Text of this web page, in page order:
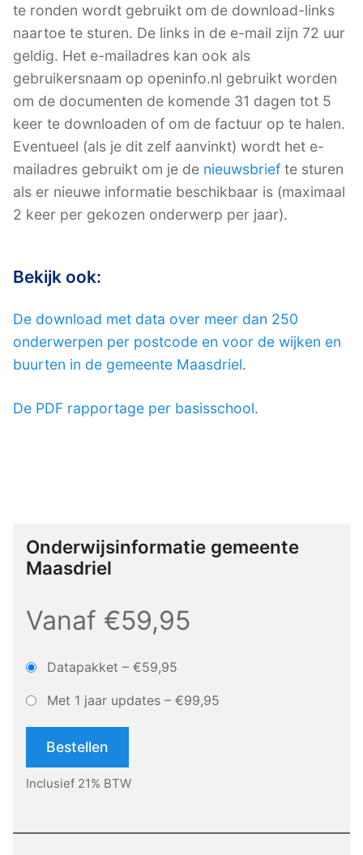
te ronden wordt gebruikt om de download-links
naartoe te sturen. De links in de e-mail zijn 72 uur
geldig. Het e-mailadres kan ook als
gebruikersnaam op openinfo.nl gebruikt worden
om de documenten de komende 31 dagen tot 5
keer te downloaden of om de factuur op te halen.
Eventueel (als je dit zelf aanvinkt) wordt het e-
mailadres gebruikt om je de nieuwsbrief te sturen
als er nieuwe informatie beschikbaar is (maximaal
2 keer per gekozen onderwerp per jaar).
Bekijk ook:
De download met data over meer dan 250
onderwerpen per postcode en voor de wijken en
buurten in de gemeente Maasdriel.
De PDF rapportage per basisschool.
Onderwijsinformatie gemeente
Maasdriel
Vanaf €59,95
Datapakket – €59,95
Met 1 jaar updates – €99,95
Bestellen
Inclusief 21% BTW